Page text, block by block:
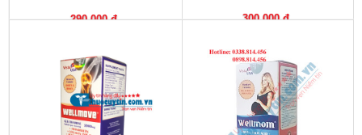
nề,
Hỗ
trợ
tiểu
290,000 đ 300,000 đ